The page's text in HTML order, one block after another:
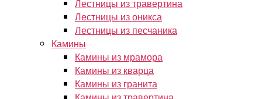
Лестницы из травертина
Лестницы из оникса
Лестницы из песчаника
Камины
Камины из мрамора
Камины из кварца
Камины из гранита